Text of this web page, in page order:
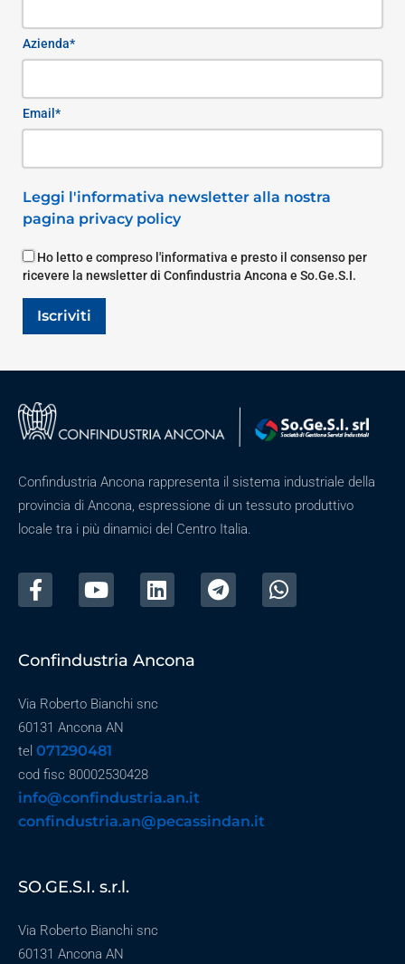
Azienda*
Email*
Leggi l'informativa newsletter alla nostra
pagina privacy policy
Ho letto e compreso l'informativa e presto il consenso per
ricevere la newsletter di Confindustria Ancona e So.Ge.S.I.
Iscriviti
Confindustria Ancona rappresenta il sistema industriale della
provincia di Ancona, espressione di un tessuto produttivo
locale tra i più dinamici del Centro Italia.
Confindustria Ancona
Via Roberto Bianchi snc
60131 Ancona AN
tel 071290481
cod fisc 80002530428
info@confindustria.an.it
confindustria.an@pecassindan.it
SO.GE.S.I. s.r.l.
Via Roberto Bianchi snc
60131 Ancona AN